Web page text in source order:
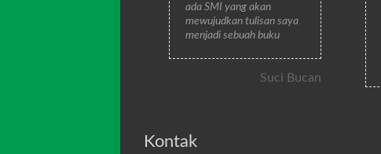
ada SMI yang akan
mewujudkan tulisan saya
menjadi sebuah buku
Suci Bucan
Kontak